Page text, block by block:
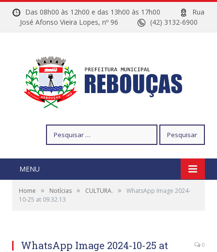
Das 08h00 às 12h00 e das 13h00 às 17h00
Rua
José Afonso Vieira Lopes, nº 96
(42) 3132-6900
por:
MENU
Home » Notícias » CULTURA. »
WhatsApp Image 2024-
10-25 at 09.32.13
WhatsApp Image 2024-10-25 at
0